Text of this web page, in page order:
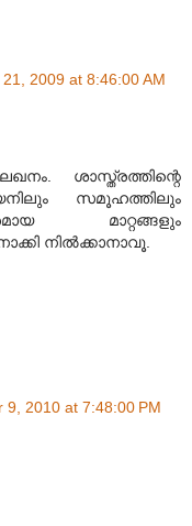
2009 at 8:46:00 AM
ശാസ്ത്രത്തിന്റെ
സമൂഹത്തിലും
മാറ്റങ്ങളും
നിൽക്കാനാവൂ.
9, 2010 at 7:48:00 PM